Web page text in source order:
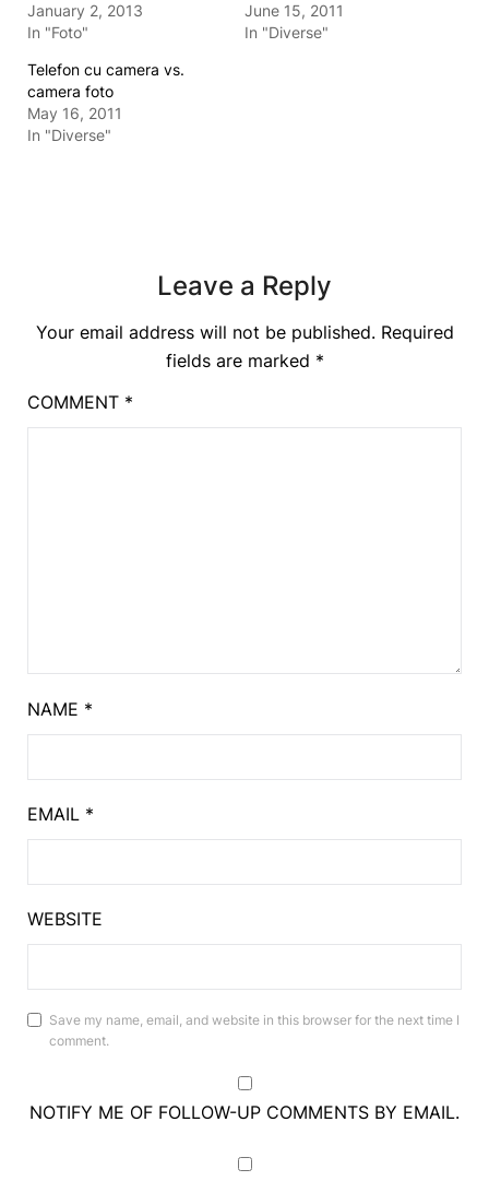
January 2, 2013
In "Foto"
June 15, 2011
In "Diverse"
Telefon cu camera vs.
camera foto
May 16, 2011
In "Diverse"
Leave a Reply
Your email address will not be published. Required
fields are marked *
COMMENT *
NAME *
EMAIL *
WEBSITE
Save my name, email, and website in this browser for the next time I
comment.
NOTIFY ME OF FOLLOW-UP COMMENTS BY EMAIL.